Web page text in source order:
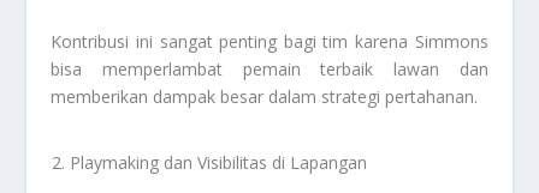
Kontribusi ini sangat penting bagi tim karena Simmons
bisa memperlambat pemain terbaik lawan dan
memberikan dampak besar dalam strategi pertahanan.
Playmaking dan Visibilitas di Lapangan